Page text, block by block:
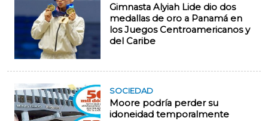
Gimnasta Alyiah Lide dio dos
medallas de oro a Panamá en
los Juegos Centroamericanos y
del Caribe
SOCIEDAD
Moore podría perder su
idoneidad temporalmente